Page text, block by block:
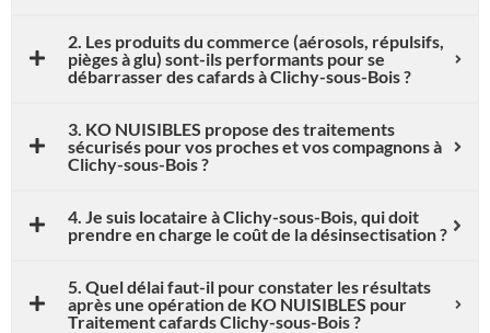
2. Les produits du commerce (aérosols, répulsifs,
pièges à glu) sont-ils performants pour se
débarrasser des cafards à Clichy-sous-Bois ?
3. KO NUISIBLES propose des traitements
sécurisés pour vos proches et vos compagnons à
Clichy-sous-Bois ?
4. Je suis locataire à Clichy-sous-Bois, qui doit
prendre en charge le coût de la désinsectisation ?
5. Quel délai faut-il pour constater les résultats
après une opération de KO NUISIBLES pour
Traitement cafards Clichy-sous-Bois ?